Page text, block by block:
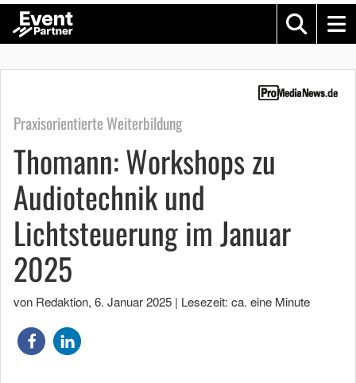
Praxisorientierte Weiterbildung
Thomann: Workshops zu
Audiotechnik und
Lichtsteuerung im Januar
2025
von Redaktion, 6. Januar 2025 | Lesezeit: ca. eine Minute